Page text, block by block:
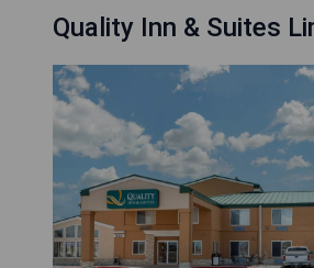
Quality Inn & Suites